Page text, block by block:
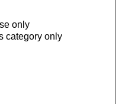
only
category only